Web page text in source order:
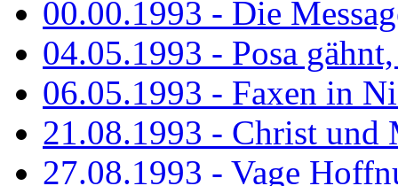
00.00.1993 - Die
04.05.1993 - Posa
06.05.1993 - Faxen in
21.08.1993 - Christ und
27.08.1993 - Vage